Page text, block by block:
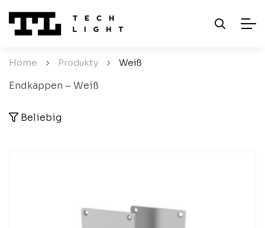
Home / Produkty / Weiß
Endkappen – Weiß
Beliebig